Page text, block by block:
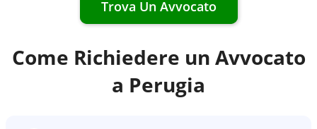
Trova Un Avvocato
Come Richiedere un Avvocato
a Perugia